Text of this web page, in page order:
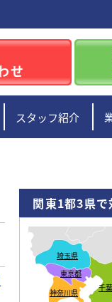
せ
スタッフ紹介
関東1都3県で
東京都
埼玉県
神奈川県 千